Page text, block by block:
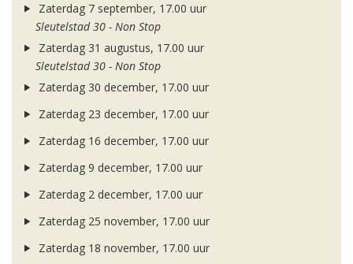
Zaterdag 7 september, 17.00 uur
Sleutelstad 30 - Non Stop
Zaterdag 31 augustus, 17.00 uur
Sleutelstad 30 - Non Stop
Zaterdag 30 december, 17.00 uur
Zaterdag 23 december, 17.00 uur
Zaterdag 16 december, 17.00 uur
Zaterdag 9 december, 17.00 uur
Zaterdag 2 december, 17.00 uur
Zaterdag 25 november, 17.00 uur
Zaterdag 18 november, 17.00 uur